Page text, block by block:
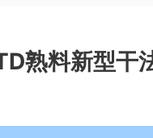
熟料新型干